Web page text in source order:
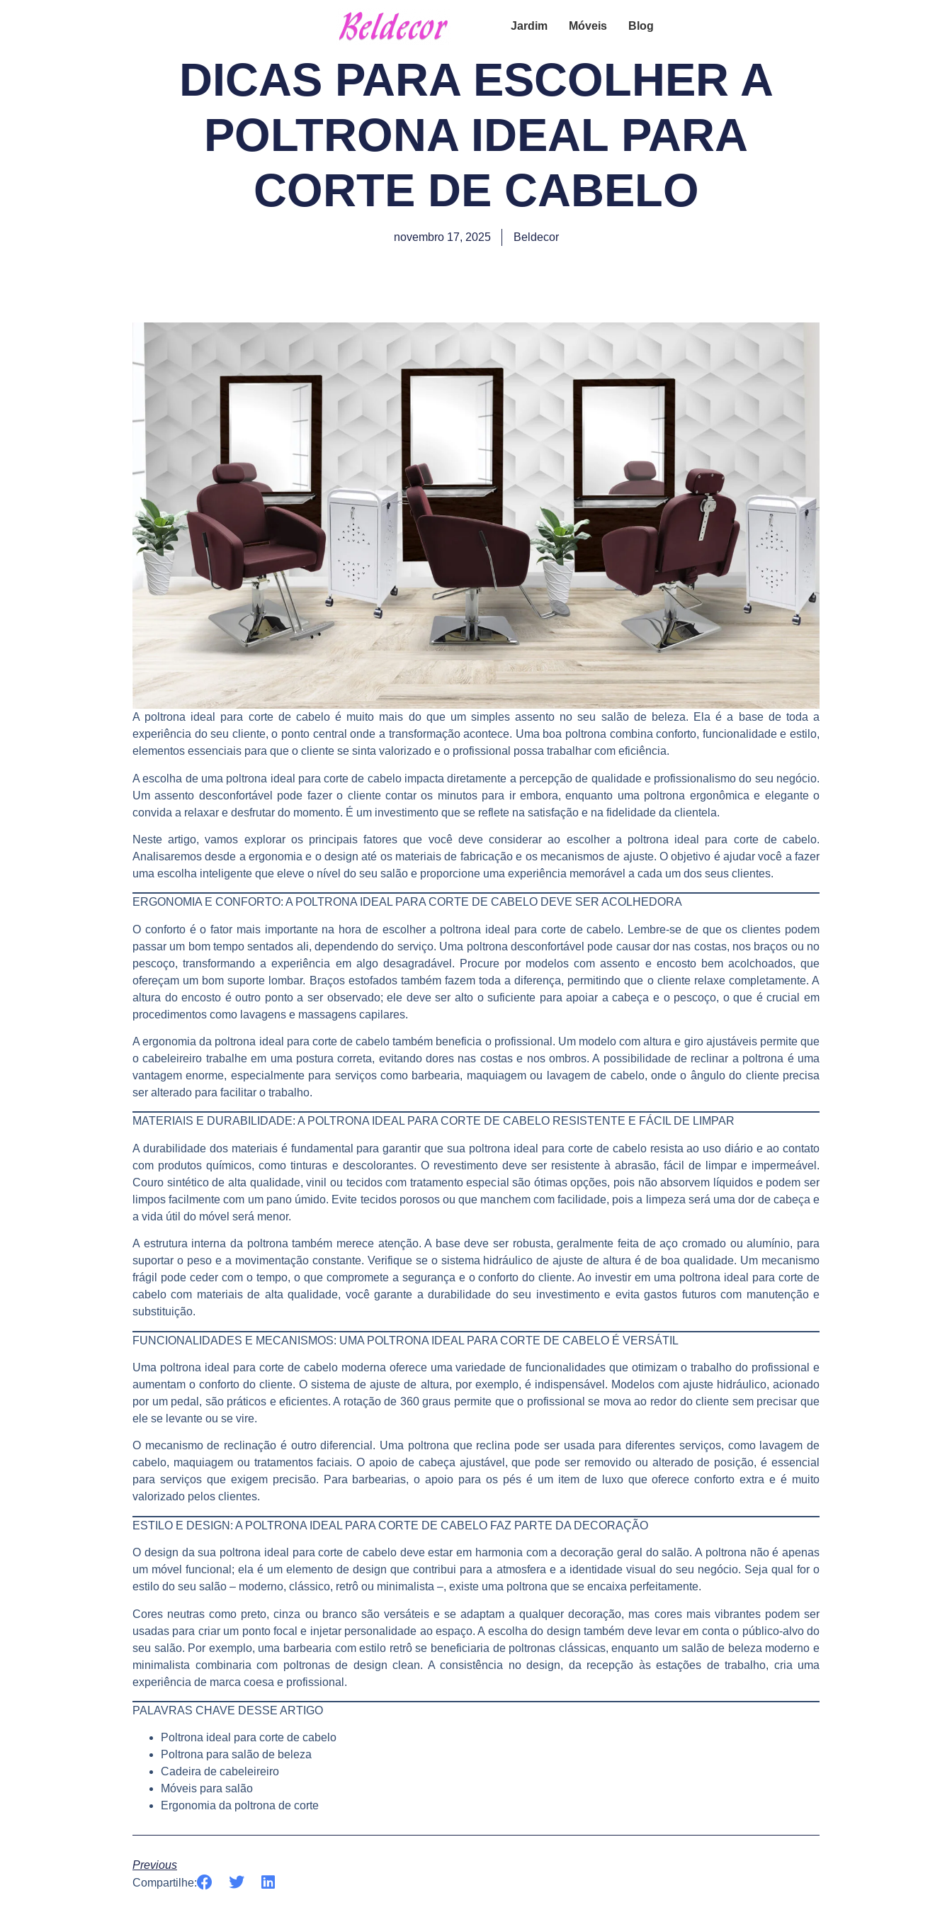
Jardim Móveis Blog
DICAS PARA ESCOLHER A
POLTRONA IDEAL PARA
CORTE DE CABELO
novembro 17, 2025 Beldecor
A poltrona ideal para corte de cabeloé muito mais do que um simples assento no seu salão de beleza. Ela é a base de toda a
experiência do seu cliente, o ponto central onde a transformação acontece. Uma boa poltrona combina conforto, funcionalidade e estilo,
elementos essenciais para que o cliente se sinta valorizado e o profissional possa trabalhar com eficiência.
A escolha de uma poltrona ideal para corte de cabeloimpacta diretamente a percepção de qualidade e profissionalismo do seu negócio.
Um assento desconfortável pode fazer o cliente contar os minutos para ir embora, enquanto uma poltrona ergonômica e elegante o
convida a relaxar e desfrutar do momento. É um investimento que se reflete na satisfação e na fidelidade da clientela.
Neste artigo, vamos explorar os principais fatores que você deve considerar ao escolher a poltrona ideal para corte de cabelo.
Analisaremos desde a ergonomia e o design até os materiais de fabricação e os mecanismos de ajuste. O objetivo é ajudar você a fazer
uma escolha inteligente que eleve o nível do seu salão e proporcione uma experiência memorável a cada um dos seus clientes.
ERGONOMIA E CONFORTO: A POLTRONA IDEAL PARA CORTE DE CABELO DEVE SER ACOLHEDORA
O conforto é o fator mais importante na hora de escolher a poltrona ideal para corte de cabelo. Lembre-se de que os clientes podem
passar um bom tempo sentados ali, dependendo do serviço. Uma poltrona desconfortável pode causar dor nas costas, nos braços ou no
pescoço, transformando a experiência em algo desagradável. Procure por modelos com assento e encosto bem acolchoados, que
ofereçam um bom suporte lombar. Braços estofados também fazem toda a diferença, permitindo que o cliente relaxe completamente. A
altura do encosto é outro ponto a ser observado; ele deve ser alto o suficiente para apoiar a cabeça e o pescoço, o que é crucial em
procedimentos como lavagens e massagens capilares.
A ergonomia da poltrona ideal para corte de cabelo também beneficia o profissional. Um modelo com altura e giro ajustáveis permite que
o cabeleireiro trabalhe em uma postura correta, evitando dores nas costas e nos ombros. A possibilidade de reclinar a poltrona é uma
vantagem enorme, especialmente para serviços como barbearia, maquiagem ou lavagem de cabelo, onde o ângulo do cliente precisa
ser alterado para facilitar o trabalho.
MATERIAIS E DURABILIDADE: A POLTRONA IDEAL PARA CORTE DE CABELO RESISTENTE E FÁCIL DE LIMPAR
A durabilidade dos materiais é fundamental para garantir que sua poltrona ideal para corte de cabeloresista ao uso diário e ao contato
com produtos químicos, como tinturas e descolorantes. O revestimento deve ser resistente à abrasão, fácil de limpar e impermeável.
Couro sintético de alta qualidade, vinil ou tecidos com tratamento especial são ótimas opções, pois não absorvem líquidos e podem ser
limpos facilmente com um pano úmido. Evite tecidos porosos ou que manchem com facilidade, pois a limpeza será uma dor de cabeça e
a vida útil do móvel será menor.
A estrutura interna da poltrona também merece atenção. A base deve ser robusta, geralmente feita de aço cromado ou alumínio, para
suportar o peso e a movimentação constante. Verifique se o sistema hidráulico de ajuste de altura é de boa qualidade. Um mecanismo
frágil pode ceder com o tempo, o que compromete a segurança e o conforto do cliente. Ao investir em uma poltrona ideal para corte de
cabelo com materiais de alta qualidade, você garante a durabilidade do seu investimento e evita gastos futuros com manutenção e
substituição.
FUNCIONALIDADES E MECANISMOS: UMA POLTRONA IDEAL PARA CORTE DE CABELO É VERSÁTIL
Uma poltrona ideal para corte de cabelomoderna oferece uma variedade de funcionalidades que otimizam o trabalho do profissional e
aumentam o conforto do cliente. O sistema de ajuste de altura, por exemplo, é indispensável. Modelos com ajuste hidráulico, acionado
por um pedal, são práticos e eficientes. A rotação de 360 graus permite que o profissional se mova ao redor do cliente sem precisar que
ele se levante ou se vire.
O mecanismo de reclinação é outro diferencial. Uma poltrona que reclina pode ser usada para diferentes serviços, como lavagem de
cabelo, maquiagem ou tratamentos faciais. O apoio de cabeça ajustável, que pode ser removido ou alterado de posição, é essencial
para serviços que exigem precisão. Para barbearias, o apoio para os pés é um item de luxo que oferece conforto extra e é muito
valorizado pelos clientes.
ESTILO E DESIGN: A POLTRONA IDEAL PARA CORTE DE CABELO FAZ PARTE DA DECORAÇÃO
O design da sua poltrona ideal para corte de cabelodeve estar em harmonia com a decoração geral do salão. A poltrona não é apenas
um móvel funcional; ela é um elemento de design que contribui para a atmosfera e a identidade visual do seu negócio. Seja qual for o
estilo do seu salão – moderno, clássico, retrô ou minimalista –, existe uma poltrona que se encaixa perfeitamente.
Cores neutras como preto, cinza ou branco são versáteis e se adaptam a qualquer decoração, mas cores mais vibrantes podem ser
usadas para criar um ponto focal e injetar personalidade ao espaço. A escolha do design também deve levar em conta o público-alvo do
seu salão. Por exemplo, uma barbearia com estilo retrô se beneficiaria de poltronas clássicas, enquanto um salão de beleza moderno e
minimalista combinaria com poltronas de design clean. A consistência no design, da recepção às estações de trabalho, cria uma
experiência de marca coesa e profissional.
PALAVRAS CHAVE DESSE ARTIGO
Poltrona ideal para corte de cabelo
Poltrona para salão de beleza
Cadeira de cabeleireiro
Móveis para salão
Ergonomia da poltrona de corte
Previous
Compartilhe: